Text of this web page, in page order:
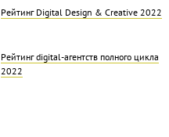
Рейтинг Digital Design & Creative 2022
Рейтинг digital-агентств полного цикла
2022